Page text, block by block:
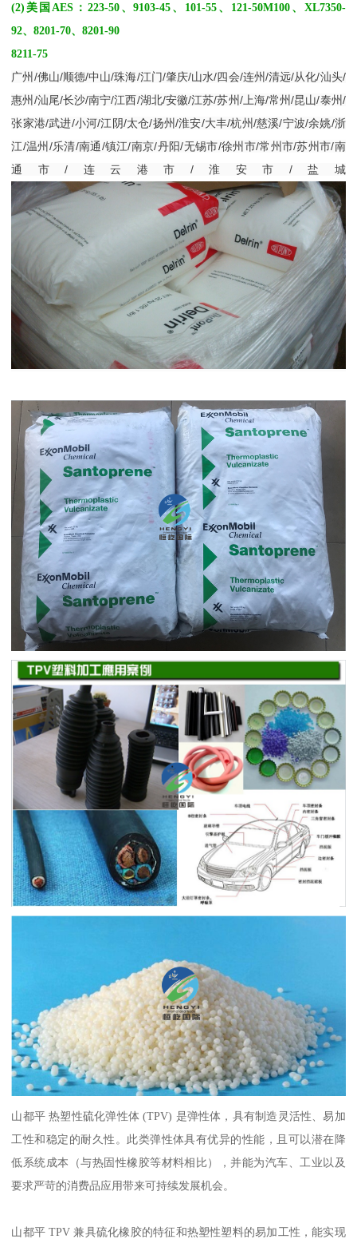
(2)美国AES：223-50、9103-45、101-55、121-50M100、XL7350-
92、8201-70、8201-90
8211-75
广州 /佛山/顺德/中山/珠海/江门/肇庆/山水/四会/连州/清远/从化/汕头/
惠州 /汕尾/长沙/南宁/江西/湖北/安徽/江苏/苏州/上海/常州/昆山/泰州/
张家港/武进/小河/江阴/太仓/扬州/淮安/大丰/杭州/慈溪/宁波/余姚/浙
江/温州 /乐清/南通/镇江/南京/丹阳/无锡市/徐州市/常州市/苏州市/南
通市/ 连云港市 /淮安市 /盐城
山都平 热塑性硫化弹性体 (TPV) 是弹性体，具有制造灵活性、易加
工性和稳定的耐久性。此类弹性体具有优异的性能，且可以潜在降
低系统成本（与热固性橡胶等材料相比），并能为汽车、工业以及
要求严苛的消费品应用带来可持续发展机会。
山都平 TPV 兼具硫化橡胶的特征和热塑性塑料的易加工性，能实现